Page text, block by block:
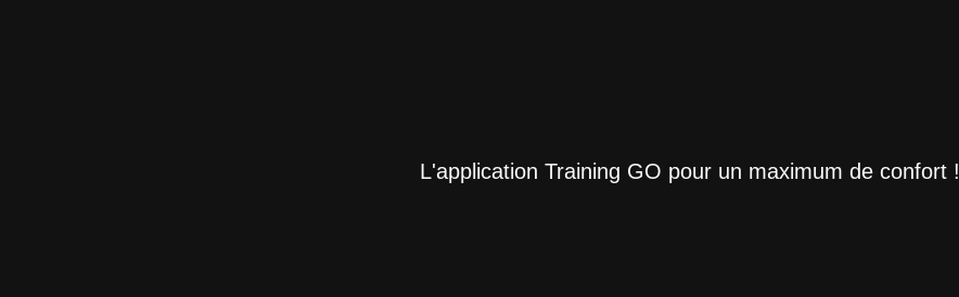
L'application Training GO pour un maximum de confort !